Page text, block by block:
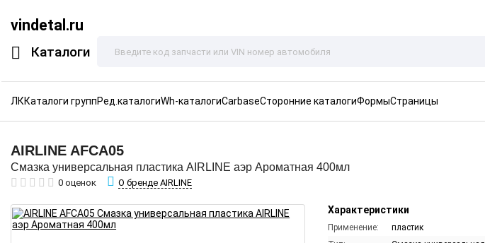
vindetal.ru
Каталоги
ЛККаталоги группРед.каталогиWh-каталогиCarbaseСторонние каталогиФормыСтраницы
AIRLINE AFCA05
Смазка универсальная пластика AIRLINE аэр Ароматная 400мл
0 оценок О бренде AIRLINE
Характеристики
Применение:
пластик